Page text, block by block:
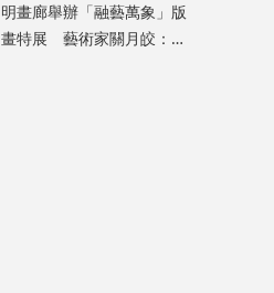
明畫廊舉辦「融藝萬象」版
畫特展 藝術家關月皎：從